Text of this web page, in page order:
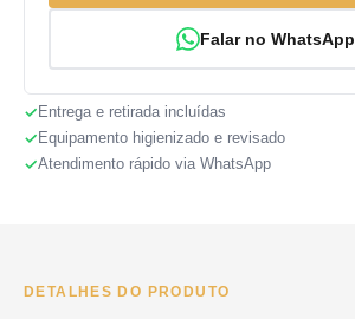
Falar no WhatsApp
Entrega e retirada incluídas
Equipamento higienizado e revisado
Atendimento rápido via WhatsApp
DETALHES DO PRODUTO